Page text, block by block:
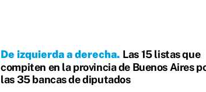
De izquierda a derecha Las 15 listas que
compiten en la provincia de Buenos Aires
las 35 bancas de diputados